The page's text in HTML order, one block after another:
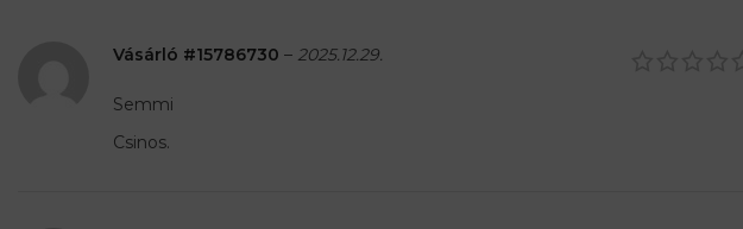
Vásárló #15786730 – 2025.12.29.
Semmi
Csinos.